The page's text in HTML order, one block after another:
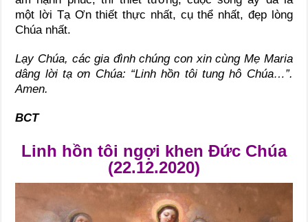
một lời Tạ Ơn thiết thực nhất, cụ thể nhất, đẹp lòng
Chúa nhất.
Lạy Chúa, các gia đình chúng con xin cùng Mẹ Maria
dâng lời tạ ơn Chúa: “Linh hồn tôi tung hô Chúa…”.
Amen.
BCT
Linh hồn tôi ngợi khen Đức Chúa
(22.12.2020)